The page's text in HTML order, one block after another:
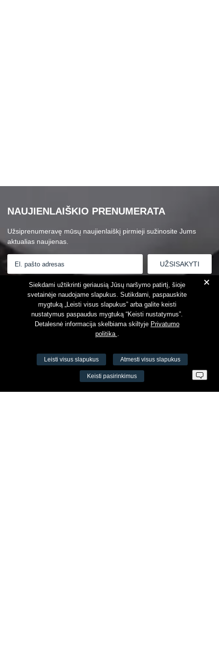
NAUJIENLAIŠKIO PRENUMERATA
Užsiprenumeravę mūsų naujienlaiškį pirmieji sužinosite Jums
aktualias naujienas.
Susipažinau suPrivatumo politika
VŠĮ Fitneso mokymo centras AEROMIX
+
Siekdami užtikrinti geriausią Jūsų naršymo patirtį, šioje
svetainėje naudojame slapukus. Sutikdami, paspauskite
mygtuką „Leisti visus slapukus” arba galite keisti
nustatymus paspaudus mygtuką “Keisti nustatymus”.
Detalesnė informacija skelbiama skiltyje Privatumo
politika .
Leisti visus slapukus Atmesti visus slapukus
Keisti pasirinkimus